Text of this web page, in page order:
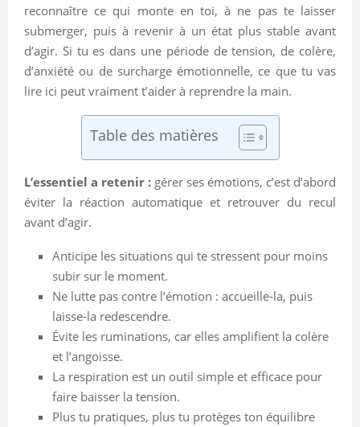
reconnaître ce qui monte en toi, à ne pas te laisser
submerger, puis à revenir à un état plus stable avant
d’agir. Si tu es dans une période de tension, de colère,
d’anxiété ou de surcharge émotionnelle, ce que tu vas
lire ici peut vraiment t’aider à reprendre la main.
Table des matières
L’essentiel a retenir : gérer ses émotions, c’est d’abord
éviter la réaction automatique et retrouver du recul
avant d’agir.
Anticipe les situations qui te stressent pour moins
subir sur le moment.
Ne lutte pas contre l’émotion : accueille-la, puis
laisse-la redescendre.
Évite les ruminations, car elles amplifient la colère
et l’angoisse.
La respiration est un outil simple et efficace pour
faire baisser la tension.
Plus tu pratiques, plus tu protèges ton équilibre